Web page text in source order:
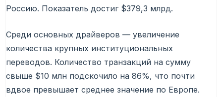
Россию. Показатель достиг $379,3 млрд.
Среди основных драйверов — увеличение
количества крупных институциональных
переводов. Количество транзакций на сумму
свыше $10 млн подскочило на 86%, что почти
вдвое превышает среднее значение по Европе.